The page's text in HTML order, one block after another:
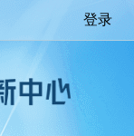
登录